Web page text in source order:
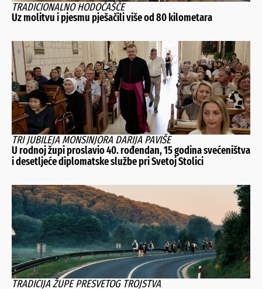
TRADICIONALNO HODOČAŠĆE
Uz molitvu i pjesmu pješačili više od 80 kilometara
TRI JUBILEJA MONSINJORA DARIJA PAVIŠE
U rodnoj župi proslavio 40. rođendan, 15 godina svećeništva
i desetljeće diplomatske službe pri Svetoj Stolici
TRADICIJA ŽUPE PRESVETOG TROJSTVA